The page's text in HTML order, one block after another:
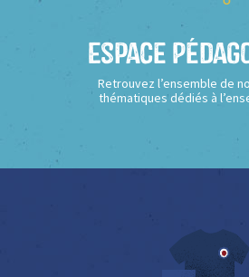
Espace
Retrouvez l’ensemble de
thématiques dédiés à